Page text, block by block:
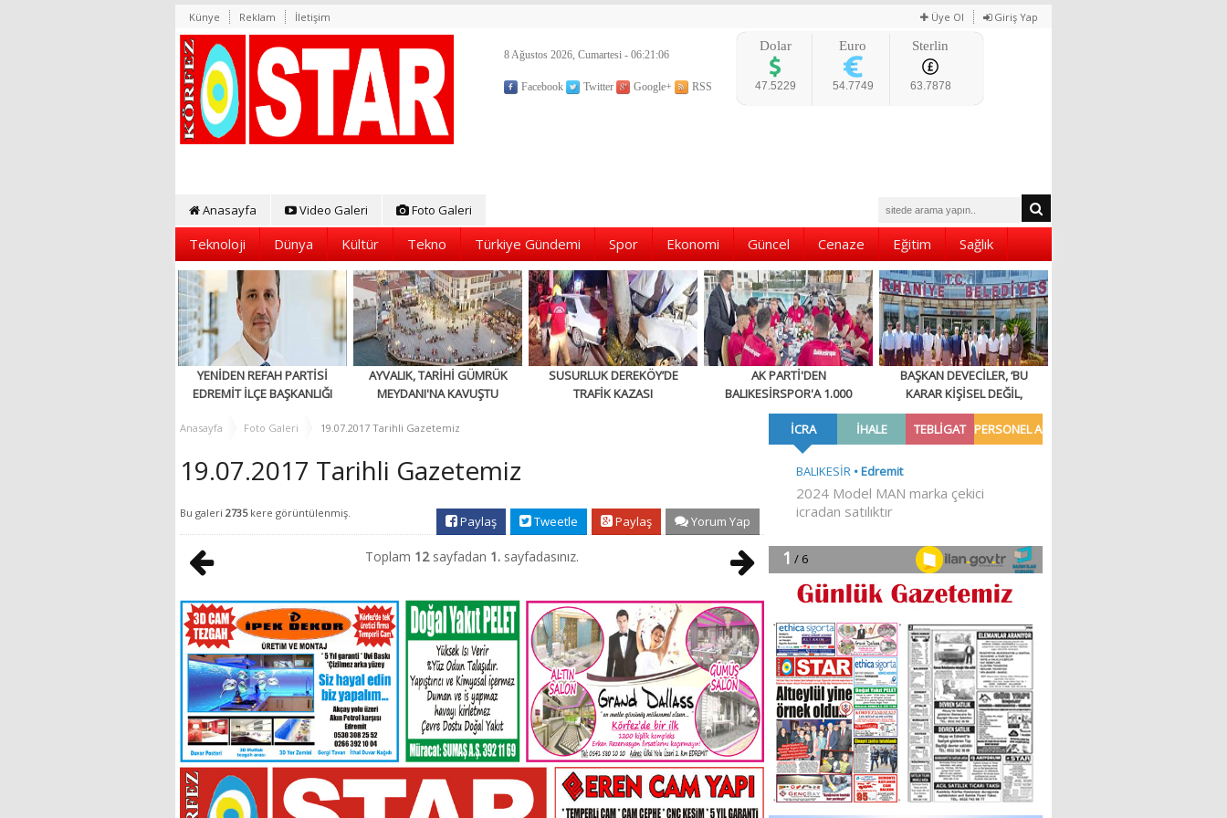
Üye Ol Giriş Yap
Künye Reklam İletişim
8 Ağustos 2026, Cumartesi - 06:21:08
Facebook Twitter Google+ RSS
Dolar
47.5229
Euro
54.7749
Sterlin
63.7878
Anasayfa Video Galeri Foto Galeri
Teknoloji Dünya Kültür Tekno Türkiye Gündemi Spor Ekonomi Güncel Cenaze Eğitim Sağlık
YENİDEN REFAH PARTİSİ
EDREMİT İLÇE BAŞKANLIĞI
AÇILIYOR!
AYVALIK, TARİHİ GÜMRÜK
MEYDANI'NA KAVUŞTU
SUSURLUK DEREKÖY’DE
TRAFİK KAZASI
AK PARTİ'DEN
BALIKESİRSPOR'A 1.000
FORMA DESTEĞİ!
BAŞKAN DEVECİLER, ‘BU
KARAR KİŞİSEL DEĞİL,
İLKESEL BİR DURUŞTUR’
Anasayfa Foto Galeri 19.07.2017 Tarihli Gazetemiz
19.07.2017 Tarihli Gazetemiz
Bu galeri 2735kere görüntülenmiş.
Paylaş Tweetle Paylaş Yorum Yap
Toplam 12sayfadan 1. sayfadasınız.